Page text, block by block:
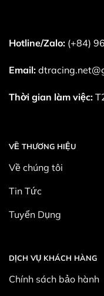
Hotline/Zalo: (+84)
Email:
Thời gian làm việc:
VỀ THƯƠNG HIỆU
Về chúng tôi
Tin Tức
Tuyển Dụng
DỊCH VỤ KHÁCH HÀNG
Chính sách bảo hành